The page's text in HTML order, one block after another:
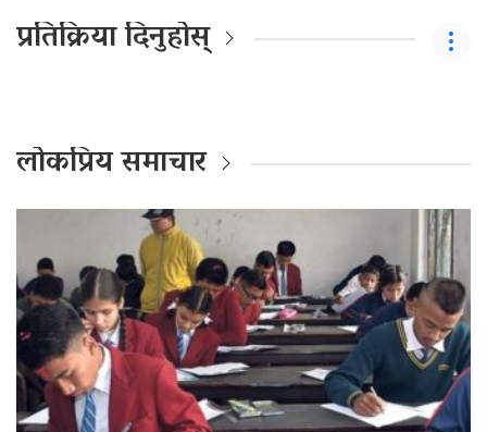
प्रतिक्रिया दिनुहोस्
लोकप्रिय समाचार